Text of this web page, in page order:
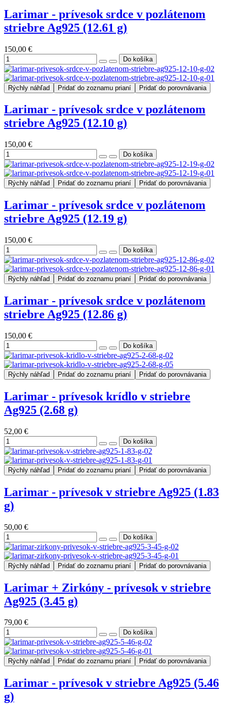
Larimar - prívesok srdce v pozlátenom
striebre Ag925 (12.61 g)
150,00 €
Rýchly náhľad Pridať do zoznamu prianí Pridať do porovnávania
Larimar - prívesok srdce v pozlátenom
striebre Ag925 (12.10 g)
150,00 €
Rýchly náhľad Pridať do zoznamu prianí Pridať do porovnávania
Larimar - prívesok srdce v pozlátenom
striebre Ag925 (12.19 g)
150,00 €
Rýchly náhľad Pridať do zoznamu prianí Pridať do porovnávania
Larimar - prívesok srdce v pozlátenom
striebre Ag925 (12.86 g)
150,00 €
Rýchly náhľad Pridať do zoznamu prianí Pridať do porovnávania
Larimar - prívesok krídlo v striebre
Ag925 (2.68 g)
52,00 €
Rýchly náhľad Pridať do zoznamu prianí Pridať do porovnávania
Larimar - prívesok v striebre Ag925 (1.83
g)
50,00 €
Rýchly náhľad Pridať do zoznamu prianí Pridať do porovnávania
Larimar + Zirkóny - prívesok v striebre
Ag925 (3.45 g)
79,00 €
Rýchly náhľad Pridať do zoznamu prianí Pridať do porovnávania
Larimar - prívesok v striebre Ag925 (5.46
g)